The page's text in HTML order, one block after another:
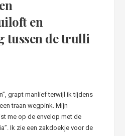
en
tussen de trulli
grapt manlief terwijl ik tijdens
traan wegpink. Mijn
me op de envelop met de
Ik zie een zakdoekje voor de